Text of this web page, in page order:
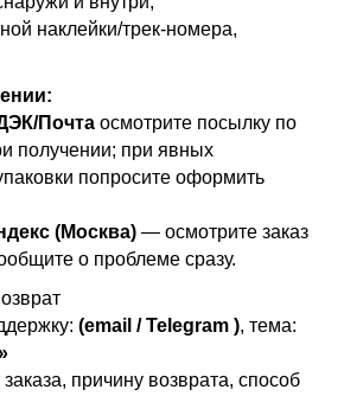
наклейки/трек-номера,
Почта осмотрите посылку по
получении; при явных
попросите оформить
(Москва) — осмотрите заказ
о проблеме сразу.
(email / Telegram ), тема:
причину возврата, способ